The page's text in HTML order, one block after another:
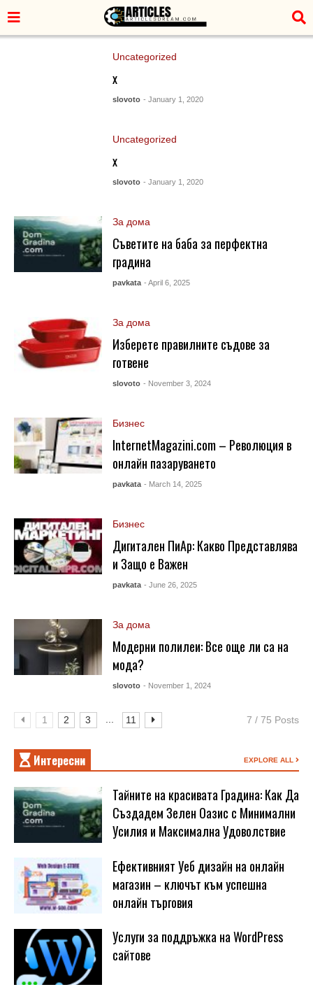
Uncategorized
x
slovoto - January 1, 2020
Uncategorized
x
slovoto - January 1, 2020
За дома
Съветите на баба за перфектна
градина
pavkata - April 6, 2025
За дома
Изберете правилните съдове за
готвене
slovoto - November 3, 2024
Бизнес
InternetMagazini.com – Революция в
онлайн пазаруването
pavkata - March 14, 2025
Бизнес
Дигитален ПиАр: Какво Представлява
и Защо е Важен
pavkata - June 26, 2025
За дома
Модерни полилеи: Все още ли са на
мода?
slovoto - November 1, 2024
1 2 3 11 7 / 75 Posts
Интересни EXPLORE ALL
Тайните на красивата Градина: Как Да
Създадем Зелен Оазис с Минимални
Усилия и Максимална Удоволствие
Ефективният Уеб дизайн на онлайн
магазин – ключът към успешна
онлайн търговия
Услуги за поддръжка на WordPress
сайтове